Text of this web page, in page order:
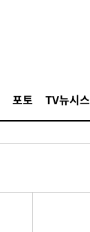
포토 TV뉴시스